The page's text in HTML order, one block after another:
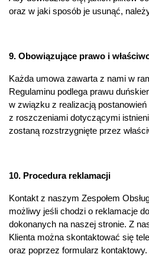
oraz w jaki sposób je usunąć,
9. Obowiązujące prawo i
Każda umowa zawarta z nami w
Regulaminu podlega prawu
w związku z realizacją postanowień
z roszczeniami dotyczącymi
zostaną rozstrzygnięte przez
10. Procedura reklamacji
Kontakt z naszym Zespołem
możliwy jeśli chodzi o reklamacje
dokonanych na naszej stronie. Z
Klienta można skontaktować się
oraz poprzez formularz kontaktowy.